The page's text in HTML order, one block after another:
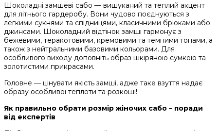
Шоколадні замшеві сабо — вишуканий та теплий акцент
для літнього гардеробу. Вони чудово поєднуються з
легкими сукнями та спідницями, класичними брюками або
джинсами. Шоколадний відтінок замші гармонує з
бежевими, теракотовими, кремовими та темними тонами, а
також з нейтральними базовими кольорами. Для
особливого виходу доповніть образ шкіряною сумкою та
золотистими прикрасами.
Головне — цінувати якість замші, адже таке взуття надає
образу особливої теплоти та розкоші!
Як правильно обрати розмір жіночих сабо – поради
від експертів